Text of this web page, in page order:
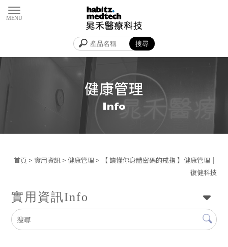
健康管理
首頁 > 實用資訊> 健康管理> 【 讀懂你身體密碼的戒指 】健康管理｜
復健科技
實用資訊Info